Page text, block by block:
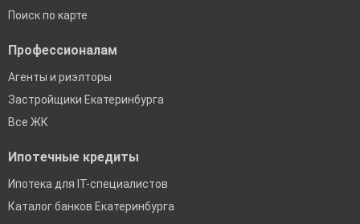
Поиск по карте
Профессионалам
Агенты и риэлторы
Застройщики Екатеринбурга
Все ЖК
Ипотечные кредиты
Ипотека для IT-специалистов
Каталог банков Екатеринбурга